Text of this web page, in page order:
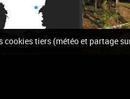
tiers (météo et partage